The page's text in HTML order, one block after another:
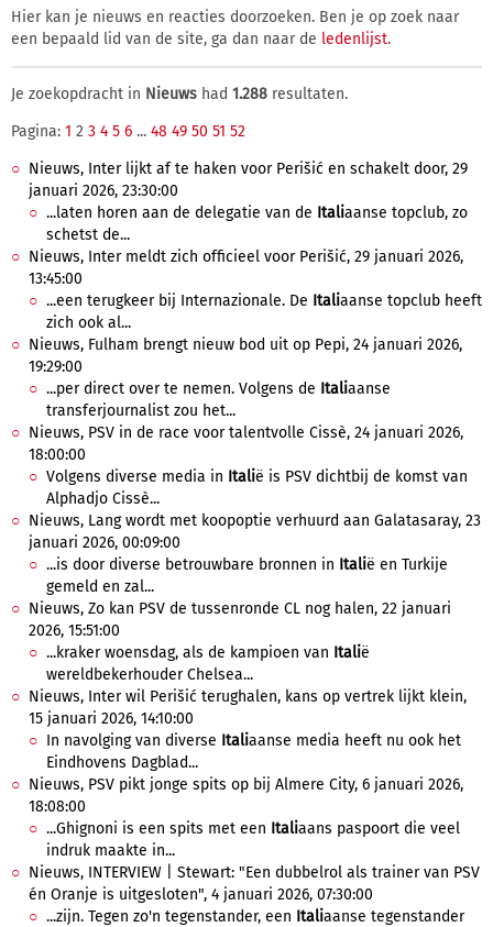
Hier kan je nieuws en reacties doorzoeken. Ben je op zoek naar
een bepaald lid van de site, ga dan naar de ledenlijst.
Je zoekopdracht in Nieuws had 1.288 resultaten.
Pagina: 1 2 3 4 5 6 ... 48 49 50 51 52
Nieuws, Inter lijkt af te haken voor Perišić en schakelt door, 29
januari 2026, 23:30:00
...laten horen aan de delegatie van de Italiaanse topclub, zo
schetst de...
Nieuws, Inter meldt zich officieel voor Perišić, 29 januari 2026,
13:45:00
...een terugkeer bij Internazionale. De Italiaanse topclub heeft
zich ook al...
Nieuws, Fulham brengt nieuw bod uit op Pepi, 24 januari 2026,
19:29:00
...per direct over te nemen. Volgens de Italiaanse
transferjournalist zou het...
Nieuws, PSV in de race voor talentvolle Cissè, 24 januari 2026,
18:00:00
Volgens diverse media in Italië is PSV dichtbij de komst van
Alphadjo Cissè...
Nieuws, Lang wordt met koopoptie verhuurd aan Galatasaray, 23
januari 2026, 00:09:00
...is door diverse betrouwbare bronnen in Italië en Turkije
gemeld en zal...
Nieuws, Zo kan PSV de tussenronde CL nog halen, 22 januari
2026, 15:51:00
...kraker woensdag, als de kampioen van Italië
wereldbekerhouder Chelsea...
Nieuws, Inter wil Perišić terughalen, kans op vertrek lijkt klein,
15 januari 2026, 14:10:00
In navolging van diverse Italiaanse media heeft nu ook het
Eindhovens Dagblad...
Nieuws, PSV pikt jonge spits op bij Almere City, 6 januari 2026,
18:08:00
...Ghignoni is een spits met een Italiaans paspoort die veel
indruk maakte in...
Nieuws, INTERVIEW | Stewart: "Een dubbelrol als trainer van PSV
én Oranje is uitgesloten", 4 januari 2026, 07:30:00
...zijn. Tegen zo'n tegenstander, een Italiaanse tegenstander